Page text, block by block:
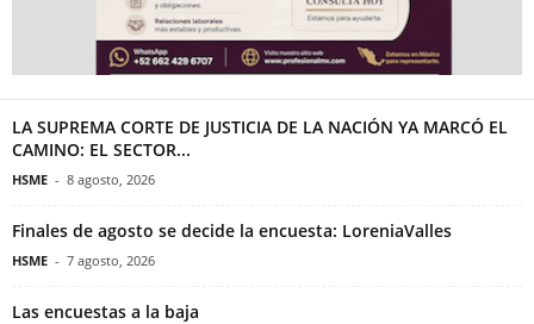
LA SUPREMA CORTE DE JUSTICIA DE LA NACIÓN YA MARCÓ EL
CAMINO: EL SECTOR...
HSME - 8 agosto, 2026
Finales de agosto se decide la encuesta: LoreniaValles
HSME - 7 agosto, 2026
Las encuestas a la baja